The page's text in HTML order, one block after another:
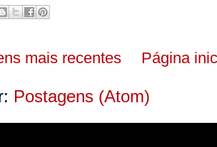
mais recentes Página
Postagens (Atom)